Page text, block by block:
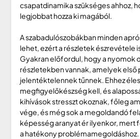
csapatdinamika szükséges ahhoz,
legjobbat hozza ki magából.
A szabadulószobákban minden
lehet, ezért a részletek észrevétele
Gyakran előfordul, hogy a nyomok
részletekben vannak, amelyek első
jelentéktelennek tűnnek. Ehhez éles
megfigyelőkészség kell, és
kihívások stresszt okoznak, főleg
vége, és még sok a megoldandó
képesség aranyat ér ilyenkor, mert
a hatékony problémamegoldáshoz.